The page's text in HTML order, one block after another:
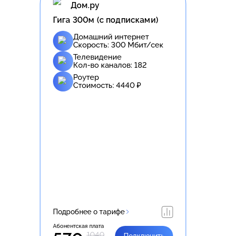
Дом.ру
Гига 300м (с подписками)
Домашний интернет
Скорость: 300 Мбит/сек
Телевидение
Кол-во каналов: 182
Роутер
Стоимость: 4440 ₽
Подробнее о тарифе
Абонентская плата